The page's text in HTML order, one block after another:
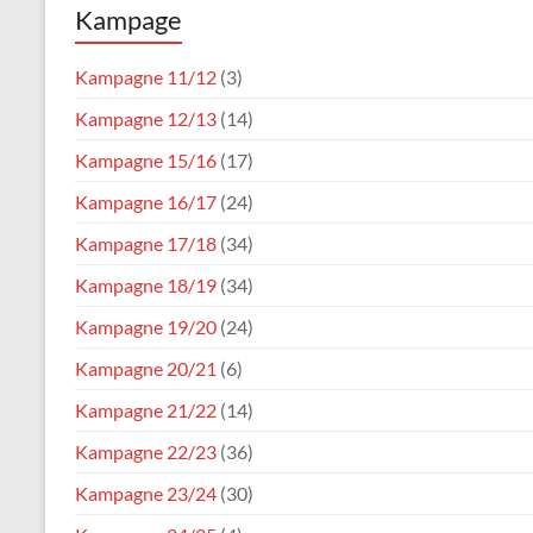
Karneval
Verein
1954
e.V.
Kampage
Kampagne 11/12 (3)
Kampagne 12/13 (14)
Kampagne 15/16 (17)
Kampagne 16/17 (24)
Kampagne 17/18 (34)
Kampagne 18/19 (34)
Kampagne 19/20 (24)
Kampagne 20/21 (6)
Kampagne 21/22 (14)
Kampagne 22/23 (36)
Kampagne 23/24 (30)